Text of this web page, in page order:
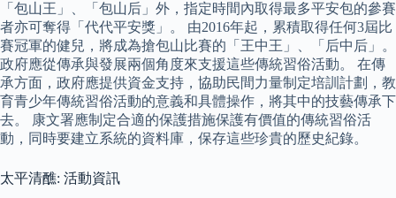
「包山王」、「包山后」外，指定時間內取得最多平安包的參賽
者亦可奪得「代代平安獎」。 由2016年起，累積取得任何3屆比
賽冠軍的健兒，將成為搶包山比賽的「王中王」、「后中后」。
政府應從傳承與發展兩個角度來支援這些傳統習俗活動。 在傳
承方面，政府應提供資金支持，協助民間力量制定培訓計劃，教
育青少年傳統習俗活動的意義和具體操作，將其中的技藝傳承下
去。 康文署應制定合適的保護措施保護有價值的傳統習俗活
動，同時要建立系統的資料庫，保存這些珍貴的歷史紀錄。
太平清醮: 活動資訊